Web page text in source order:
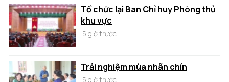
Tổ chức lại Ban Chỉ huy Phòng thủ
khu vực
5 giờ trước
Trải nghiệm mùa nhãn chín
5 giờ trước